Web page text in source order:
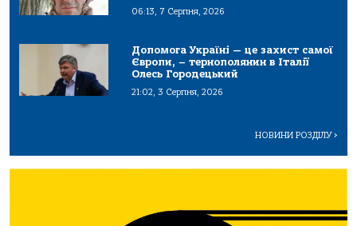
06:13, 7 Серпня, 2026
Допомога Україні — це захист самої
Європи, – тернополянин в Італії
Олесь Городецький
21:02, 3 Серпня, 2026
НОВИНИ РОЗДІЛУ>